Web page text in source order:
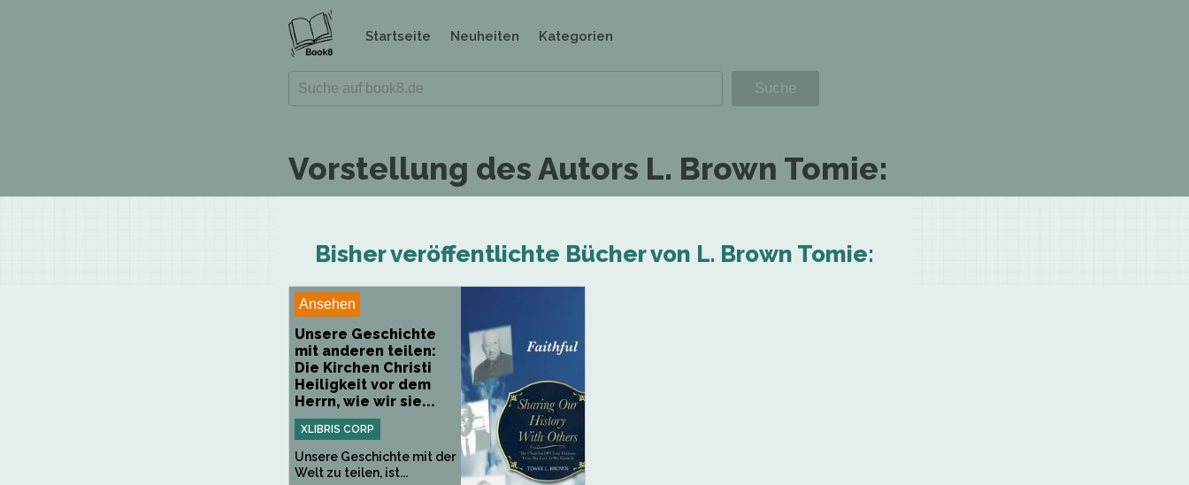
Startseite Neuheiten Kategorien
Vorstellung des Autors L. Brown Tomie:
Bisher veröffentlichte Bücher von L. Brown Tomie:
Ansehen
Unsere Geschichte
mit anderen teilen:
Die Kirchen Christi
Heiligkeit vor dem
Herrn, wie wir sie...
XLIBRIS CORP
Unsere Geschichte mit der
Welt zu teilen, ist...